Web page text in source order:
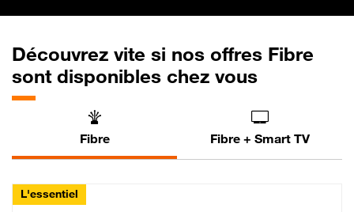
Découvrez vite si nos offres Fibre
sont disponibles chez vous
Fibre Fibre + Smart TV
L'essentiel